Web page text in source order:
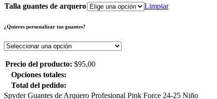
Talla guantes de arquero Limpiar
¿Quieres personalizar tus guantes?
Precio del producto: $95,00
Opciones totales:
Total del pedido:
Spyder Guantes de Arquero Profesional Pink Force 24-25 Niño